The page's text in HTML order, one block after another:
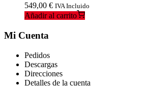
549,00 € IVA Incluido
Añadir al carrito
Mi Cuenta
Pedidos
Descargas
Direcciones
Detalles de la cuenta